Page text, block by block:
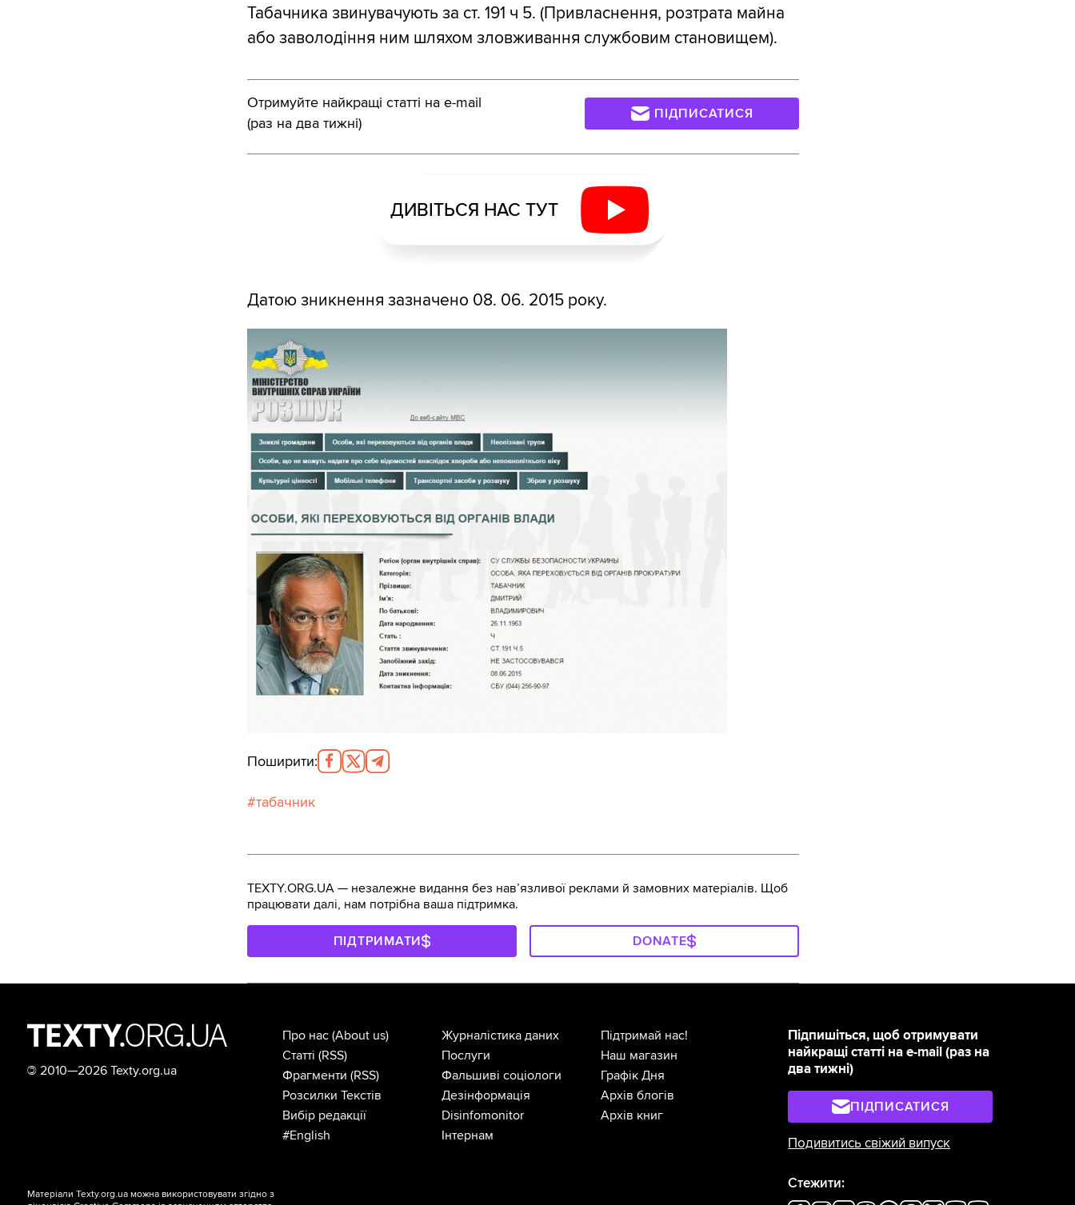
Табачника звинувачують за ст. 191 ч 5. (Привласнення, розтрата майна
або заволодіння ним шляхом зловживання службовим становищем).
Отримуйте найкращі статті на e-mail
(раз на два тижні)
ПІДПИСАТИСЯ
ДИВІТЬСЯ НАС ТУТ
Датою зникнення зазначено 08. 06. 2015 року.
Поширити:
табачник
TEXTY.ORG.UA — незалежне видання без навʼязливої реклами й замовних матеріалів. Щоб
працювати далі, нам потрібна ваша підтримка.
ПІДТРИМАТИ DONATE
© 2010—2026 Texty.org.ua
Підпишіться, щоб отримувати
найкращі статті на e-mail (раз на
два тижні)
ПІДПИСАТИСЯ
Подивитись свіжий випуск
Стежити:
Про нас (About us)
Статті (RSS)
Фрагменти (RSS)
Розсилки Текстів
Вибір редакції
#English
Журналістика даних
Послуги
Фальшиві соціологи
Дезінформація
Disinfomonitor
Інтернам
Підтримай нас!
Наш магазин
Графік Дня
Архів блогів
Архів книг
Матеріали Texty.org.ua можна використовувати згідно з